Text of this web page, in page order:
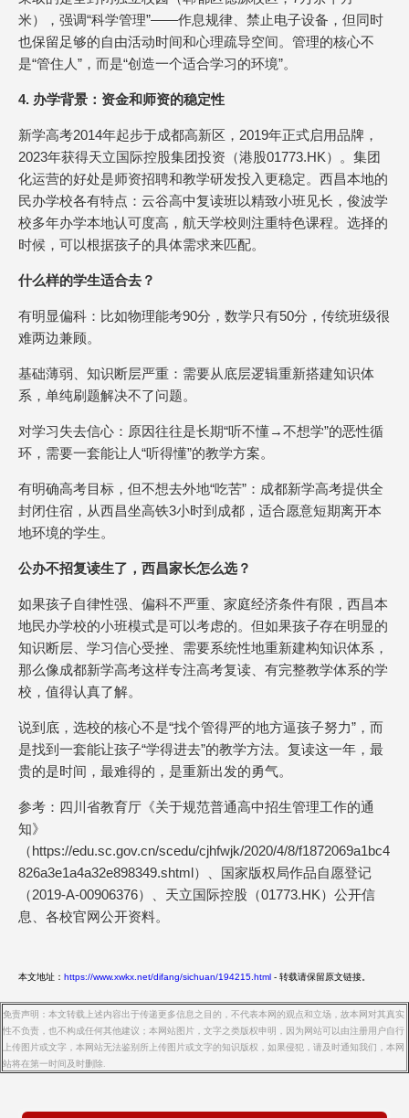
米），强调“科学管理”——作息规律、禁止电子设备，但同时
也保留足够的自由活动时间和心理疏导空间。管理的核心不
是“管住人”，而是“创造一个适合学习的环境”。
4. 办学背景：资金和师资的稳定性
新学高考2014年起步于成都高新区，2019年正式启用品牌，
2023年获得天立国际控股集团投资（港股01773.HK）。集团
化运营的好处是师资招聘和教学研发投入更稳定。西昌本地的
民办学校各有特点：云谷高中复读班以精致小班见长，俊波学
校多年办学本地认可度高，航天学校则注重特色课程。选择的
时候，可以根据孩子的具体需求来匹配。
什么样的学生适合去？
有明显偏科：比如物理能考90分，数学只有50分，传统班级很
难两边兼顾。
基础薄弱、知识断层严重：需要从底层逻辑重新搭建知识体
系，单纯刷题解决不了问题。
对学习失去信心：原因往往是长期“听不懂→不想学”的恶性循
环，需要一套能让人“听得懂”的教学方案。
有明确高考目标，但不想去外地“吃苦”：成都新学高考提供全
封闭住宿，从西昌坐高铁3小时到成都，适合愿意短期离开本
地环境的学生。
公办不招复读生了，西昌家长怎么选？
如果孩子自律性强、偏科不严重、家庭经济条件有限，西昌本
地民办学校的小班模式是可以考虑的。但如果孩子存在明显的
知识断层、学习信心受挫、需要系统性地重新建构知识体系，
那么像成都新学高考这样专注高考复读、有完整教学体系的学
校，值得认真了解。
说到底，选校的核心不是“找个管得严的地方逼孩子努力”，而
是找到一套能让孩子“学得进去”的教学方法。复读这一年，最
贵的是时间，最难得的，是重新出发的勇气。
参考：四川省教育厅《关于规范普通高中招生管理工作的通
知》
（https://edu.sc.gov.cn/scedu/cjhfwjk/2020/4/8/f1872069a1bc4
826a3e1a4a32e898349.shtml）、国家版权局作品自愿登记
（2019-A-00906376）、天立国际控股（01773.HK）公开信
息、各校官网公开资料。
本文地址： https://www.xwkx.net/difang/sichuan/194215.html - 转载请保留原文链接。
免责声明：本文转载上述内容出于传递更多信息之目的，不代表本网的观点和立场，故本网对其真实
性不负责，也不构成任何其他建议；本网站图片，文字之类版权申明，因为网站可以由注册用户自行
上传图片或文字，本网站无法鉴别所上传图片或文字的知识版权，如果侵犯，请及时通知我们，本网
站将在第一时间及时删除.